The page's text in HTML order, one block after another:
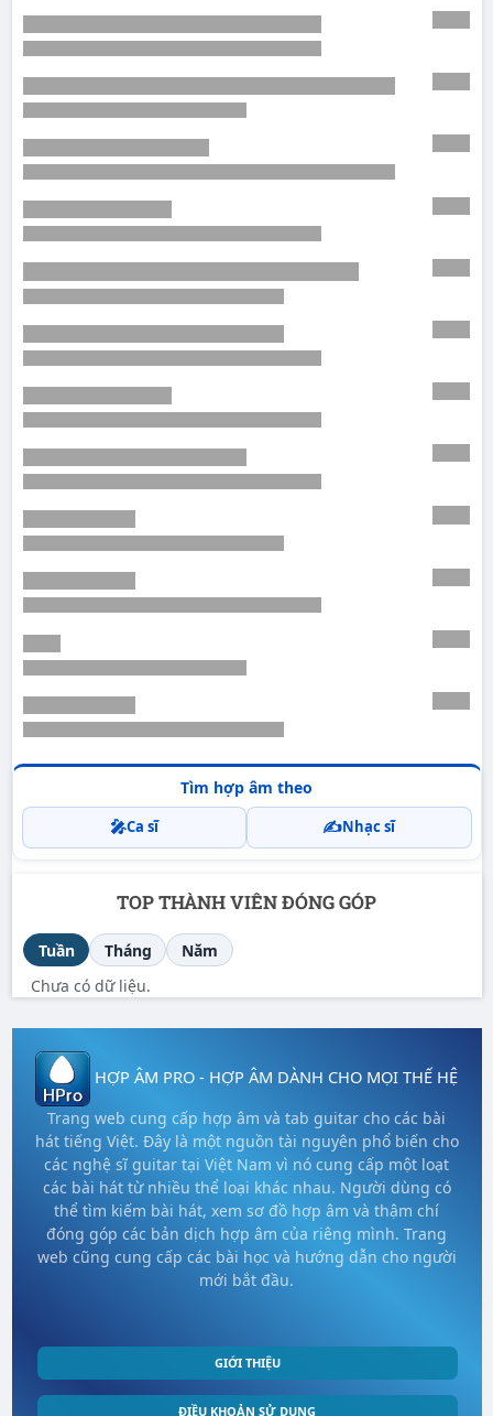
Tìm hợp âm theo
🎤Ca sĩ ✍️Nhạc sĩ
TOP THÀNH VIÊN ĐÓNG GÓP
Tuần Tháng
Năm
Chưa có dữ liệu.
HỢP ÂM PRO - HỢP ÂM DÀNH CHO MỌI THẾ HỆ
Trang web cung cấp hợp âm và tab guitar cho các bài
hát tiếng Việt. Đây là một nguồn tài nguyên phổ biến cho
các nghệ sĩ guitar tại Việt Nam vì nó cung cấp một loạt
các bài hát từ nhiều thể loại khác nhau. Người dùng có
thể tìm kiếm bài hát, xem sơ đồ hợp âm và thậm chí
đóng góp các bản dịch hợp âm của riêng mình. Trang
web cũng cung cấp các bài học và hướng dẫn cho người
mới bắt đầu.
GIỚI THIỆU
ĐIỀU KHOẢN SỬ DỤNG